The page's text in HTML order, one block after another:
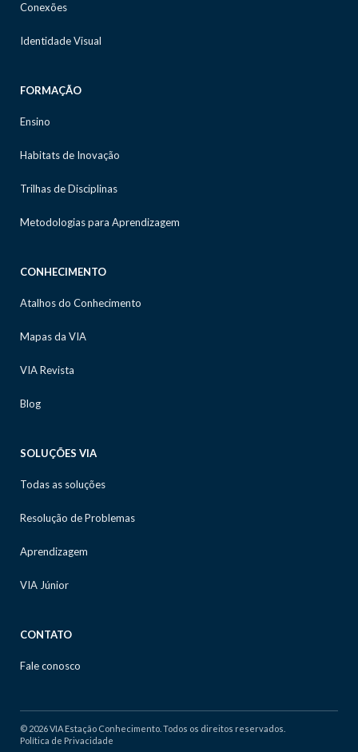
Conexões
Identidade Visual
FORMAÇÃO
Ensino
Habitats de Inovação
Trilhas de Disciplinas
Metodologias para Aprendizagem
CONHECIMENTO
Atalhos do Conhecimento
Mapas da VIA
VIA Revista
Blog
SOLUÇÕES VIA
Todas as soluções
Resolução de Problemas
Aprendizagem
VIA Júnior
CONTATO
Fale conosco
© 2026 VIA Estação Conhecimento. Todos os direitos reservados.
Política de Privacidade